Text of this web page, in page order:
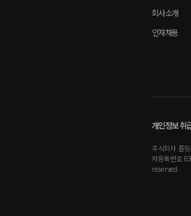
회사소개
인재채용
개인정보 취
주식회사 플
자등록번호
reserved.